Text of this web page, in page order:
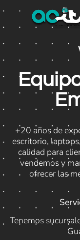
+20 años de
escritorio,
calidad para
vendemos y
ofrecer las
Tenemos